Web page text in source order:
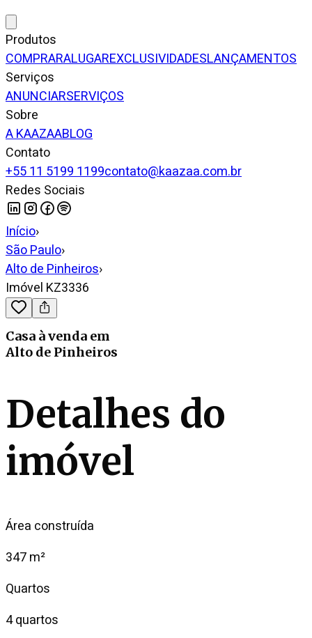
Produtos
COMPRARALUGAREXCLUSIVIDADESLANÇAMENTOS
Serviços
ANUNCIARSERVIÇOS
Sobre
A KAAZAABLOG
Contato
+55 11 5199 1199contato@kaazaa.com.br
Redes Sociais
Início›
São Paulo›
Alto de Pinheiros›
Imóvel KZ3336
Casa à venda em
Alto de Pinheiros
Detalhes do
imóvel
Área construída
347 m²
Quartos
4 quartos